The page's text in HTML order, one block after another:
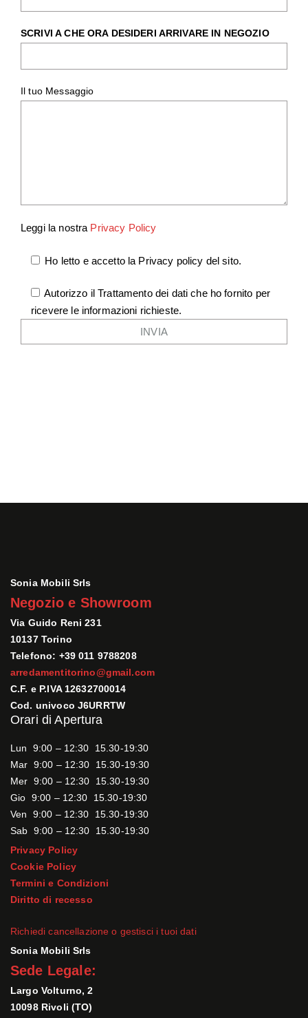
SCRIVI A CHE ORA DESIDERI ARRIVARE IN NEGOZIO
Il tuo Messaggio
Leggi la nostra Privacy Policy
Ho letto e accetto la Privacy policy del sito.
Autorizzo il Trattamento dei dati che ho fornito per
ricevere le informazioni richieste.
Sonia Mobili Srls
Negozio e Showroom
Via Guido Reni 231
10137 Torino
Telefono: +39 011 9788208
arredamentitorino@gmail.com
C.F. e P.IVA 12632700014
Cod. univoco J6URRTW
Orari di Apertura
Lun 9:00 – 12:30 15.30-19:30
Mar 9:00 – 12:30 15.30-19:30
Mer 9:00 – 12:30 15.30-19:30
Gio 9:00 – 12:30 15.30-19:30
Ven 9:00 – 12:30 15.30-19:30
Sab 9:00 – 12:30 15.30-19:30
Privacy Policy
Cookie Policy
Termini e Condizioni
Diritto di recesso
Richiedi cancellazione o gestisci i tuoi dati
Sonia Mobili Srls
Sede Legale:
Largo Volturno, 2
10098 Rivoli (TO)